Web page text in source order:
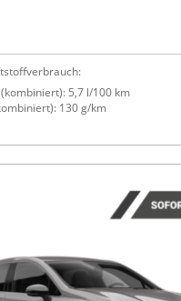
5,7 l/100 km
130 g/km